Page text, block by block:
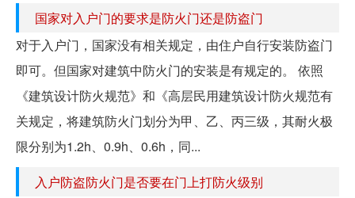
国家对入户门的要求是防火门还是防盗门
对于入户门，国家没有相关规定，由住户自行安装防盗门
即可。但国家对建筑中防火门的安装是有规定的。 依照
《建筑设计防火规范》和《高层民用建筑设计防火规范有
关规定，将建筑防火门划分为甲、乙、丙三级，其耐火极
限分别为1.2h、0.9h、0.6h，同...
入户防盗防火门是否要在门上打防火级别